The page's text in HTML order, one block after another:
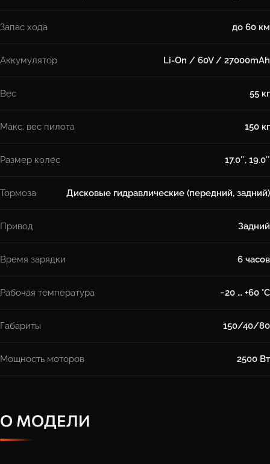
Запас хода до 60 км
Аккумулятор Li-On / 60V / 27000mAh
Вес 55 кг
Макс. вес пилота 150 кг
Размер колёс 17.0″, 19.0″
Тормоза Дисковые гидравлические (передний, задний)
Привод Задний
Время зарядки 6 часов
Рабочая температура −20 … +60 °C
Габариты 150/40/80
Мощность моторов 2500 Вт
О МОДЕЛИ